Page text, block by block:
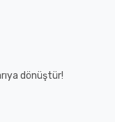
dönüştür!